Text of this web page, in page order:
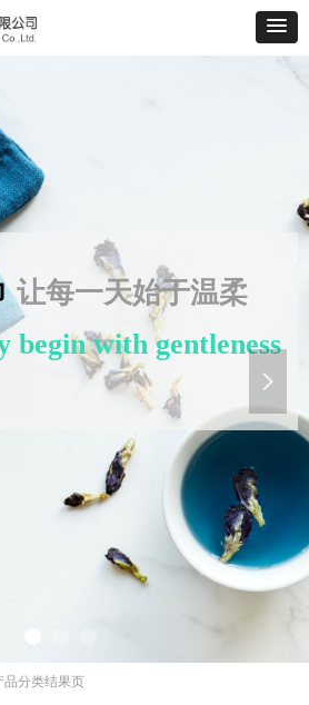
让每一天始于温柔
begin with gentleness
GOOD LIFE
巾，好生活
넲
品分类结果页